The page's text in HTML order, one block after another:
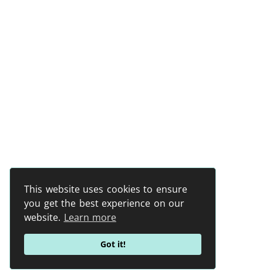
This website uses cookies to ensure
you get the best experience on our
website. Learn more
Got it!